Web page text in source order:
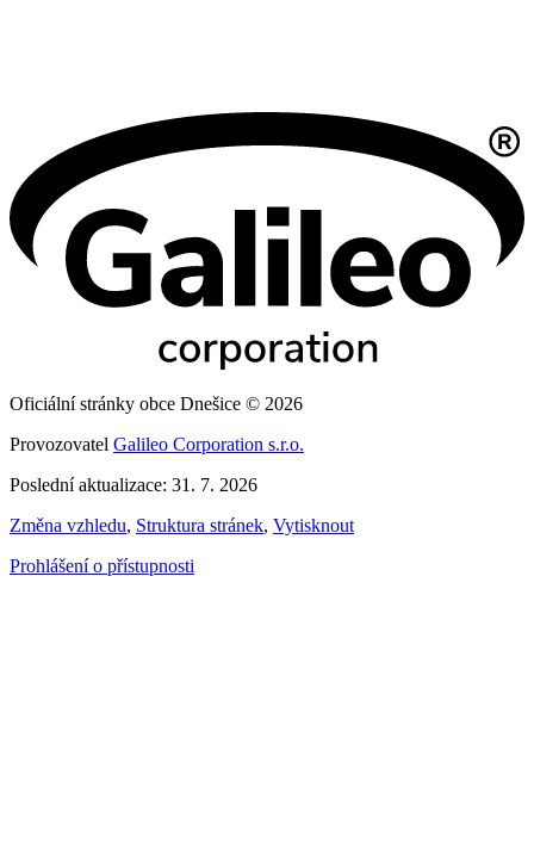
Oficiální stránky obce Dnešice © 2026
Provozovatel Galileo Corporation s.r.o.
Poslední aktualizace: 31. 7. 2026
Změna vzhledu, Struktura stránek, Vytisknout
Prohlášení o přístupnosti